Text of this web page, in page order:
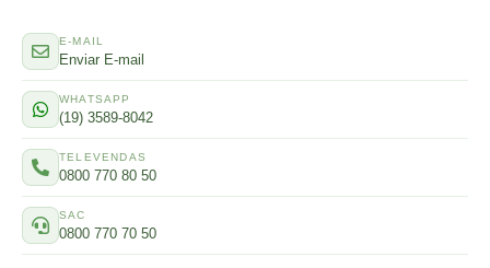
E-MAIL
Enviar E-mail
WHATSAPP
(19) 3589-8042
TELEVENDAS
0800 770 80 50
SAC
0800 770 70 50